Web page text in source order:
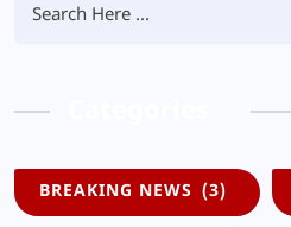
BREAKING NEWS (3)